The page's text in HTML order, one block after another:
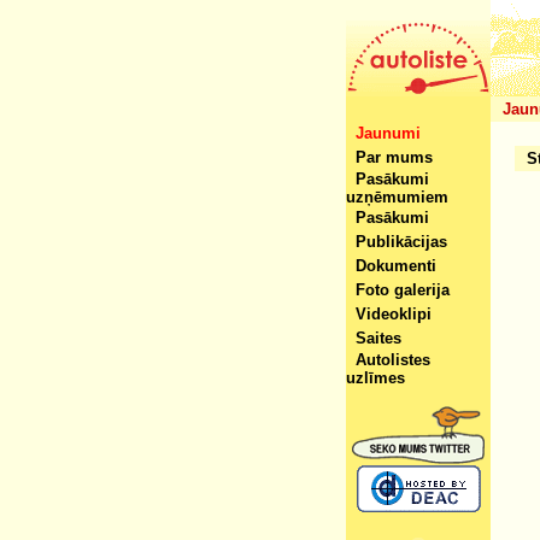
Jaunumi
Par mums
Pasākumi
uzņēmumiem
Pasākumi
Publikācijas
Dokumenti
Foto galerija
Videoklipi
Saites
Autolistes
uzlīmes